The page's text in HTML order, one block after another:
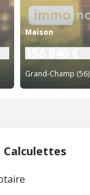
Maison
Grand-Champ (56)
Calculettes